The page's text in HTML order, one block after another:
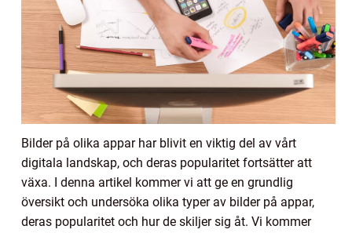
Bilder på olika appar har blivit en viktig del av vårt
digitala landskap, och deras popularitet fortsätter att
växa. I denna artikel kommer vi att ge en grundlig
översikt och undersöka olika typer av bilder på appar,
deras popularitet och hur de skiljer sig åt. Vi kommer